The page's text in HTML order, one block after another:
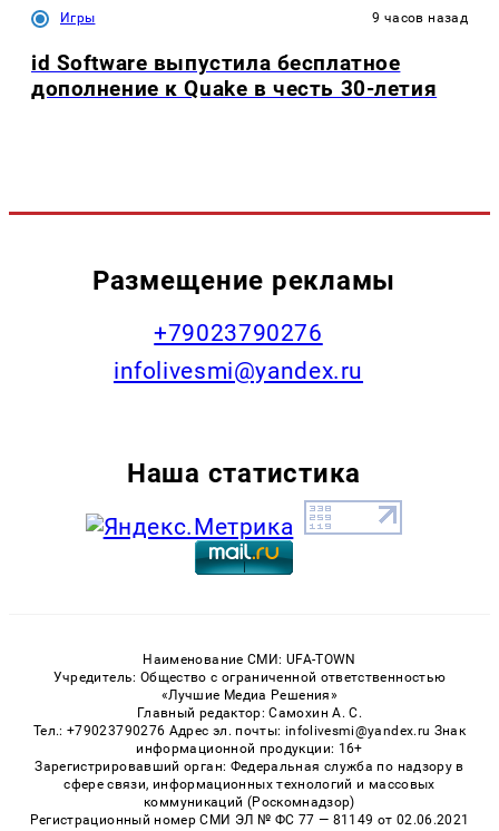
Игры 9 часов назад
id Software выпустила бесплатное
дополнение к Quake в честь 30-летия
Размещение рекламы
+79023790276
infolivesmi@yandex.ru
Наша статистика
Наименование СМИ: UFA-TOWN
Учредитель: Общество с ограниченной ответственностью
«Лучшие Медиа Решения»
Главный редактор: Самохин А. С.
Тел.: +79023790276 Адрес эл. почты: infolivesmi@yandex.ru Знак
информационной продукции: 16+
Зарегистрировавший орган: Федеральная служба по надзору в
сфере связи, информационных технологий и массовых
коммуникаций (Роскомнадзор)
Регистрационный номер СМИ ЭЛ № ФС 77 — 81149 от 02.06.2021